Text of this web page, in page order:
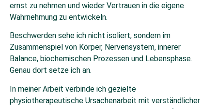
ernst zu nehmen und wieder Vertrauen in die eigene
Wahrnehmung zu entwickeln.
Beschwerden sehe ich nicht isoliert, sondern im
Zusammenspiel von Körper, Nervensystem, innerer
Balance, biochemischen Prozessen und Lebensphase.
Genau dort setze ich an.
In meiner Arbeit verbinde ich gezielte
physiotherapeutische Ursachenarbeit mit verständlicher